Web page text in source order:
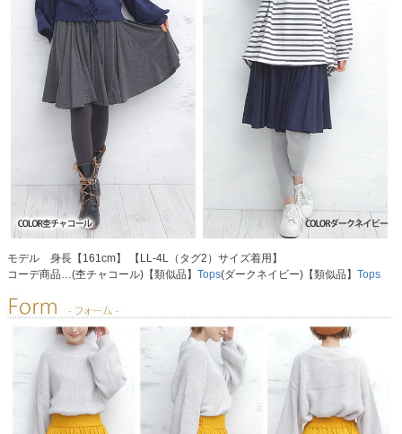
モデル 身長【161cm】 【LL-4L（タグ2）サイズ着用】
コーデ商品…(杢チャコール)【類似品】 Tops(ダークネイビー)【類似品】 Tops